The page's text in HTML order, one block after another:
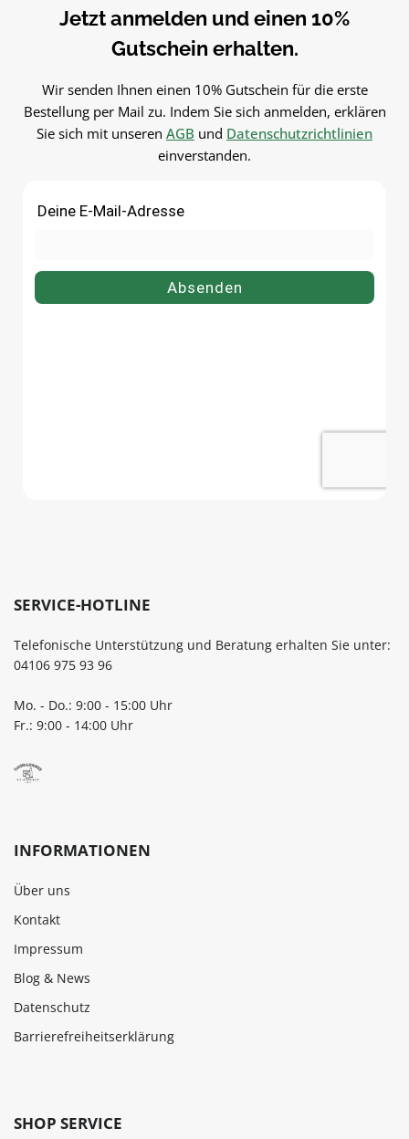
nachfüllbar.PflegehinweiseVor
dem ersten Gebrauch mit
warmem Wasser
tGut trocknen lassenJetzt
bestellenBestelle deinen
Tropfflasche 50 ml bequem online
bei flaschen-glaeser-und-
Pipetten bequem online
flaschen-glaeser-und-
Jetzt anmelden und einen 10%
Gutschein erhalten.
Wir senden Ihnen einen 10% Gutschein für die erste
Bestellung per Mail zu. Indem Sie sich anmelden, erklären
Sie sich mit unseren AGB und Datenschutzrichtlinien
einverstanden.
SERVICE-HOTLINE
Telefonische Unterstützung und Beratung erhalten Sie unter:
04106 975 93 96
Mo. - Do.: 9:00 - 15:00 Uhr
Fr.: 9:00 - 14:00 Uhr
INFORMATIONEN
Über uns
Kontakt
Impressum
Blog & News
Datenschutz
Barrierefreiheitserklärung
SHOP SERVICE